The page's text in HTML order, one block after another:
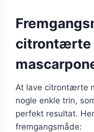
citrontærte
At lave citrontærte
nogle enkle trin,
perfekt resultat.
fremgangsmåde: